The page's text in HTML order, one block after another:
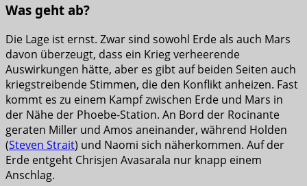
Was geht ab?
Die Lage ist ernst. Zwar sind sowohl Erde als auch Mars
davon überzeugt, dass ein Krieg verheerende
Auswirkungen hätte, aber es gibt auf beiden Seiten auch
kriegstreibende Stimmen, die den Konflikt anheizen. Fast
kommt es zu einem Kampf zwischen Erde und Mars in
der Nähe der Phoebe-Station. An Bord der Rocinante
geraten Miller und Amos aneinander, während Holden
(Steven Strait) und Naomi sich näherkommen. Auf der
Erde entgeht Chrisjen Avasarala nur knapp einem
Anschlag.